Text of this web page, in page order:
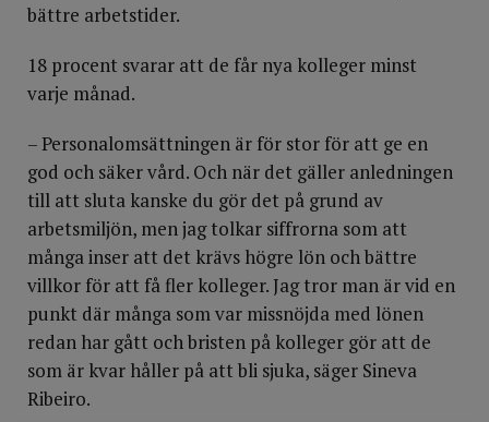
bättre arbetstider.
18 procent svarar att de får nya kolleger minst
varje månad.
– Personalomsättningen är för stor för att ge en
god och säker vård. Och när det gäller anledningen
till att sluta kanske du gör det på grund av
arbetsmiljön, men jag tolkar siffrorna som att
många inser att det krävs högre lön och bättre
villkor för att få fler kolleger. Jag tror man är vid en
punkt där många som var missnöjda med lönen
redan har gått och bristen på kolleger gör att de
som är kvar håller på att bli sjuka, säger Sineva
Ribeiro.